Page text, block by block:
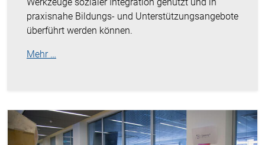
praxisnahe Bildungs- und Unterstützungsangebote
überführt werden können.
Mehr …